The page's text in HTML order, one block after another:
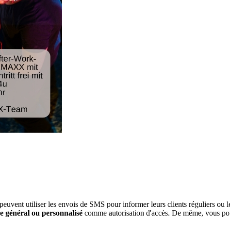
utiliser les envois de SMS pour informer leurs clients réguliers ou
général ou personnalisé comme autorisation d'accès. De même, vous